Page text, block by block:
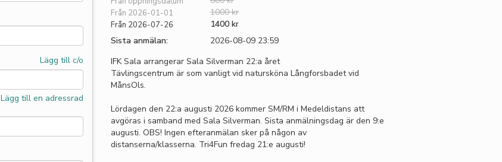
Lägg till c/o
Lägg till en adressrad
Från 2026-01-01 1000 kr
Från 2026-07-26
1400 kr
Sista anmälan:
2026-08-09 23:59
IFK Sala arrangerar Sala Silverman 22:a året
Tävlingscentrum är som vanligt vid natursköna Långforsbadet vid
MånsOls.
Lördagen den 22:a augusti 2026 kommer SM/RM i Medeldistans att
avgöras i samband med Sala Silverman. Sista anmälningsdag är den 9:e
augusti. OBS! Ingen efteranmälan sker på någon av
distanserna/klasserna. Tri4Fun fredag 21:e augusti!